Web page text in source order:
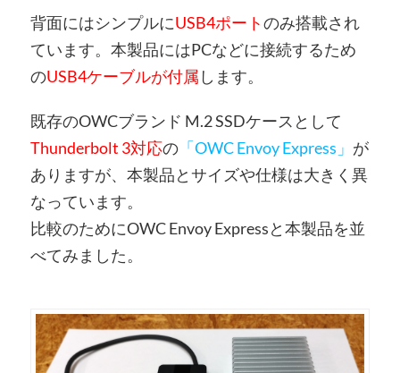
背面にはシンプルにUSB4ポートのみ搭載され
ています。本製品にはPCなどに接続するため
のUSB4ケーブルが付属 します。
既存のOWCブランド M.2 SSDケースとして
Thunderbolt 3対応の「OWC Envoy Express」 が
ありますが、本製品とサイズや仕様は大きく異
なっています。
比較のためにOWC Envoy Expressと本製品を並
べてみました。